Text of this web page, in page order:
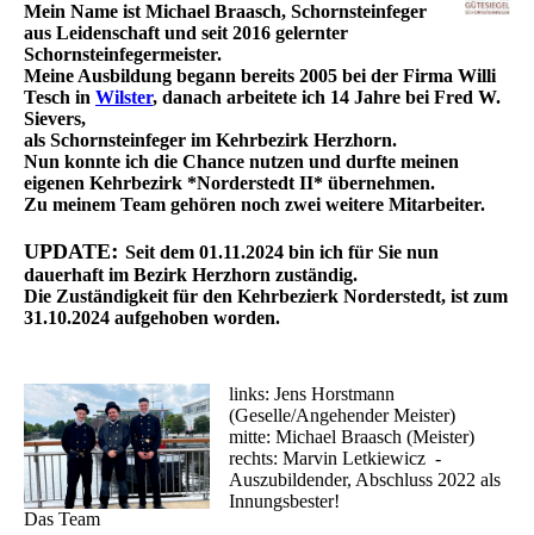
Mein Name ist Michael Braasch, Schornsteinfeger
aus Leidenschaft und seit 2016 gelernter
Schornsteinfegermeister.
Meine Ausbildung begann bereits 2005 bei der Firma Willi
Tesch in Wilster, danach arbeitete ich 14 Jahre bei Fred W.
Sievers,
als Schornsteinfeger im Kehrbezirk Herzhorn.
Nun konnte ich die Chance nutzen und durfte meinen
eigenen Kehrbezirk *Norderstedt II* übernehmen.
Zu meinem Team gehören noch zwei weitere Mitarbeiter.
UPDATE: Seit dem 01.11.2024 bin ich für Sie nun
dauerhaft im Bezirk Herzhorn zuständig.
Die Zuständigkeit für den Kehrbezierk Norderstedt, ist zum
31.10.2024 aufgehoben worden.
Das Team
links: Jens Horstmann
(Geselle/Angehender Meister)
mitte: Michael Braasch (Meister)
rechts: Marvin Letkiewicz -
Auszubildender, Abschluss 2022 als
Innungsbester!